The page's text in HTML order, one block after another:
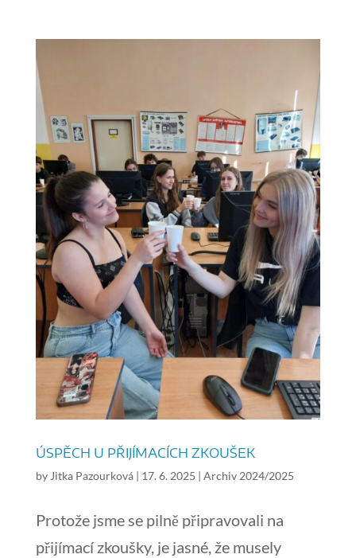
ÚSPĚCH U PŘIJÍMACÍCH ZKOUŠEK
by Jitka Pazourková| 17. 6. 2025 | Archiv 2024/2025
Protože jsme se pilně připravovali na
přijímací zkoušky, je jasné, že musely